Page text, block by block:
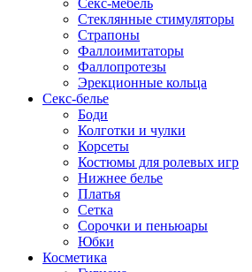
Стеклянные стимуляторы
Страпоны
Фаллоимитаторы
Фаллопротезы
Эрекционные кольца
Секс-белье
Боди
Колготки и чулки
Корсеты
Костюмы для ролевых игр
Нижнее белье
Платья
Сетка
Сорочки и пеньюары
Юбки
Косметика